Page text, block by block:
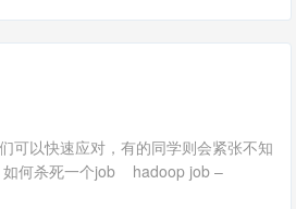
可以快速应对，有的同学则会紧张不知
如何杀死一个job hadoop job –